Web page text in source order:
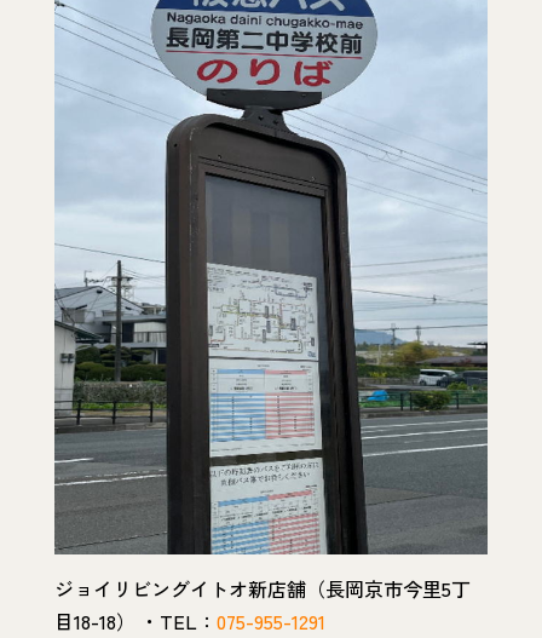
ジョイリビングイトオ新店舗（長岡京市今里5丁
目18-18） ・TEL： 075-955-1291